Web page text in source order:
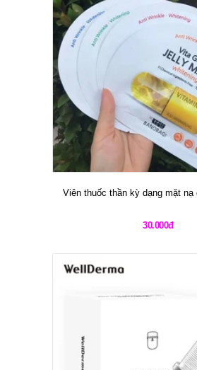
Viên thuốc thần kỳ dạng mặt nạ
30.000đ